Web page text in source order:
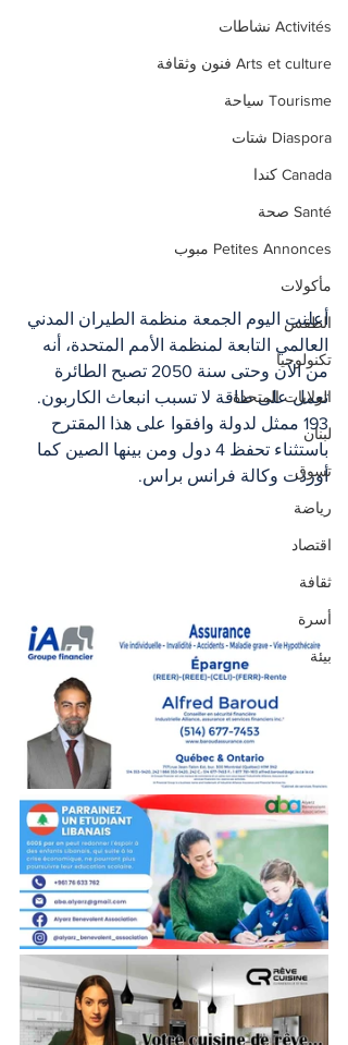
Activités نشاطات
Arts et culture فنون وثقافة
Tourisme سياحة
Diaspora شتات
Canada كندا
Santé صحة
Petites Annonces مبوب
مأكولات
الطقس
تكنولوجيا
الولايات المتحدة
لبنان
تسوق
رياضة
اقتصاد
ثقافة
أسرة
بيئة
أعلنت اليوم الجمعة منظمة الطيران المدني
العالمي التابعة لمنظمة الأمم المتحدة، أنه
من الآن وحتى سنة 2050 تصبح الطائرة
تعمل على طاقة لا تسبب انبعاث الكاربون.
193 ممثل لدولة وافقوا على هذا المقترح
باستثناء تحفظ 4 دول ومن بينها الصين كما
أوردت وكالة فرانس براس.